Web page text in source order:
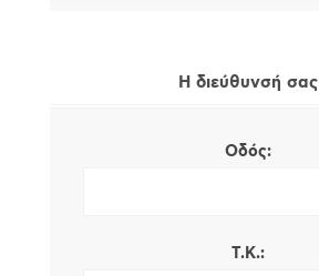
Η διεύθυνσή σας
Οδός:
Τ.Κ.: